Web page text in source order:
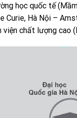
học quốc tế
Curie, Hà Nội –
chất lượng cao